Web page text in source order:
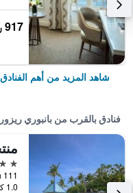
917 ﷼
شاهد المزيد من أهم
فنادق بالقرب من بانبوري
4 نجوم
1.0 كيلومتر عن وسط المدينة